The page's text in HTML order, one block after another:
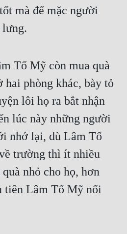
mà để mặc người
lưng.
Tố Mỹ còn mua quà
hai phòng khác, bày tỏ
lôi họ ra bắt nhận
lúc này những người
nhớ lại, dù Lâm Tố
trường thì ít nhiều
nhỏ cho họ, hơn
tiên Lâm Tố Mỹ nổi